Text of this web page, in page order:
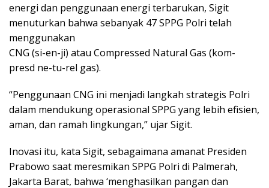
energi dan penggunaan energi terbarukan, Sigit
menuturkan bahwa sebanyak 47 SPPG Polri telah
menggunakan
CNG (si-en-ji) atau Compressed Natural Gas (kom-
presd ne-tu-rel gas).
“Penggunaan CNG ini menjadi langkah strategis Polri
dalam mendukung operasional SPPG yang lebih efisien,
aman, dan ramah lingkungan,” ujar Sigit.
Inovasi itu, kata Sigit, sebagaimana amanat Presiden
Prabowo saat meresmikan SPPG Polri di Palmerah,
Jakarta Barat, bahwa ‘menghasilkan pangan dan